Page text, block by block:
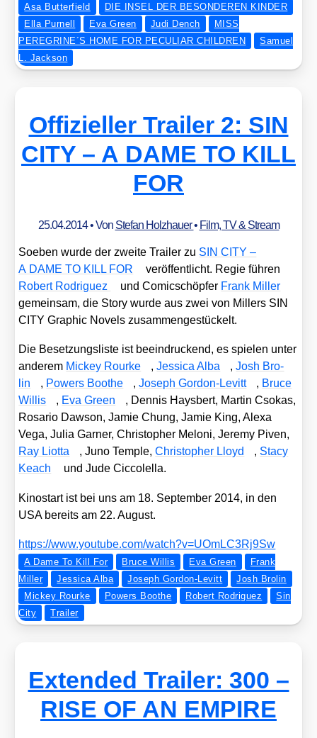
Asa Butterfield
DIE INSEL DER BESONDEREN KINDER
Ella Purnell
Eva Green Judi Dench
MISS
PEREGRINE´S HOME FOR PECULIAR CHILDREN
Samuel
L. Jackson
Offizieller Trailer 2: SIN
CITY – A DAME TO KILL
FOR
25.04.2014• Von Stefan Holzhauer• Film, TV & Stream
Soeben wur­de der zwei­te Trai­ler zu SIN CITY –
A DAME TO KILL FOR
ver­öf­fent­licht. Regie füh­ren
Robert Rodri­guez
und Comic­schöp­fer Frank Mil­ler
gemein­sam, die Sto­ry wur­de aus zwei von Mil­lers SIN
CITY Gra­phic Novels zusam­men­ge­stü­ckelt.
Die Beset­zungs­lis­te ist beein­dru­ckend, es spie­len unter
ande­rem Mickey Rour­ke ,Jes­si­ca Alba ,Josh Bro­
lin
, Powers Boo­t­he ,Joseph Gor­don-Levitt , Bruce
Wil­lis
, Eva Green
, Den­nis Haysbert, Mar­tin Cso­kas,
Rosa­rio Daw­son, Jamie Chung, Jamie King, Ale­xa
Vega, Julia Gar­ner, Chris­to­pher Melo­ni, Jere­my Piven,
Ray Liot­ta
, Juno Temp­le,Chris­to­pher Lloyd , Sta­cy
Keach
und Jude Cic­co­lel­la.
Kino­start ist bei uns am 18. Sep­tem­ber 2014, in den
USA bereits am 22. August.
https://​www​.you​tube​.com/​w​a​t​c​h​?​v​=​U​O​m​L​C​3​R​j​9Sw
A Dame To Kill For Bruce Willis Eva Green
Frank
Miller
Jessica Alba Joseph Gordon-Levitt
Josh Brolin
Mickey Rourke
Powers Boothe Robert Rodriguez
Sin
City
Trailer
Extended Trailer: 300 –
RISE OF AN EMPIRE